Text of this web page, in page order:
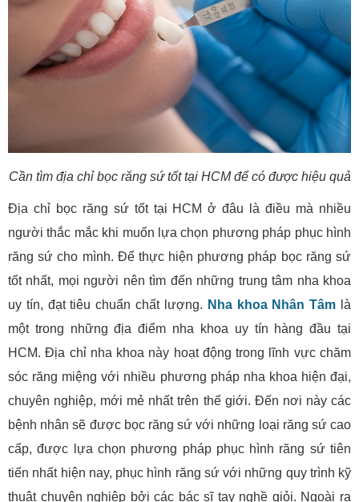
Cần tìm địa chỉ bọc răng sứ tốt tại HCM để có được hiệu quả
Địa chỉ bọc răng sứ tốt tại HCM ở đâu là điều mà nhiều
người thắc mắc khi muốn lựa chọn phương pháp phục hình
răng sứ cho mình. Để thực hiện phương pháp bọc răng sứ
tốt nhất, mọi người nên tìm đến những trung tâm nha khoa
uy tín, đạt tiêu chuẩn chất lượng. Nha khoa Nhân Tâm là
một trong những địa điểm nha khoa uy tín hàng đầu tại
HCM. Địa chỉ nha khoa này hoạt động trong lĩnh vực chăm
sóc răng miệng với nhiều phương pháp nha khoa hiện đại,
chuyên nghiệp, mới mẻ nhất trên thế giới. Đến nơi này các
bệnh nhân sẽ được bọc răng sứ với những loại răng sứ cao
cấp, được lựa chọn phương pháp phục hình răng sứ tiên
tiến nhất hiện nay, phục hình răng sứ với những quy trình kỹ
thuật chuyên nghiệp bởi các bác sĩ tay nghề giỏi. Ngoài ra